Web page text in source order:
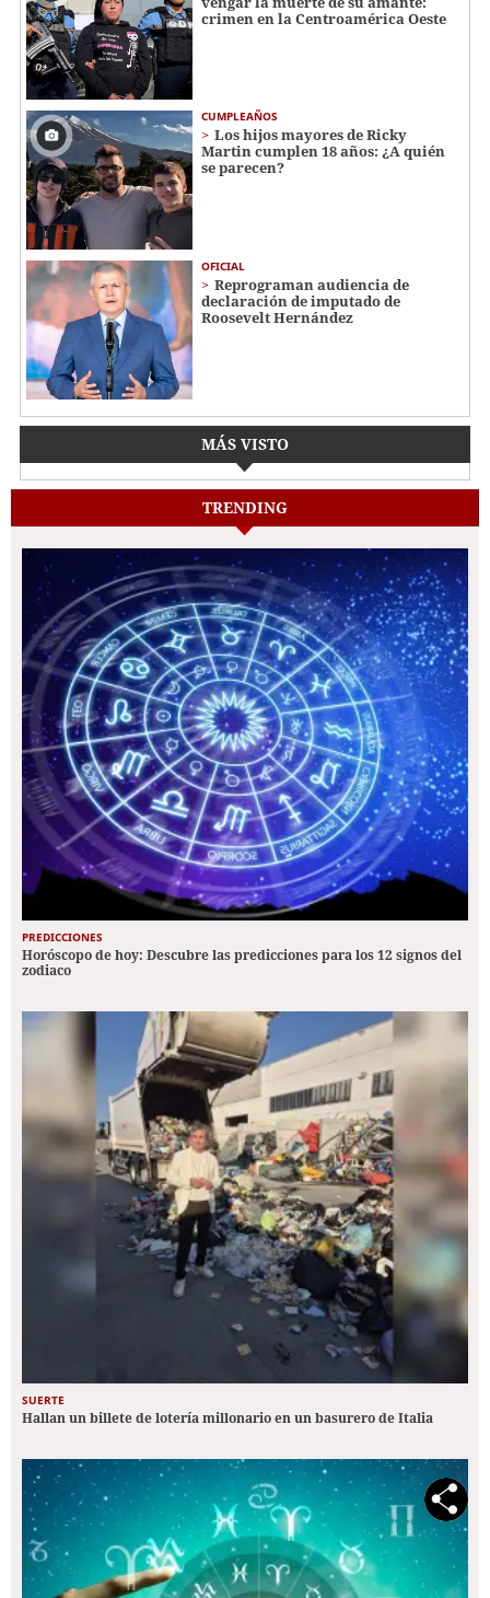
crimen en la Centroamérica Oeste
CUMPLEAÑOS
Los hijos mayores de Ricky
Martin cumplen 18 años: ¿A quién
se parecen?
OFICIAL
Reprograman audiencia de
declaración de imputado de
Roosevelt Hernández
MÁS VISTO
TRENDING
PREDICCIONES
Horóscopo de hoy: Descubre las predicciones para los 12 signos del
zodiaco
SUERTE
Hallan un billete de lotería millonario en un basurero de Italia